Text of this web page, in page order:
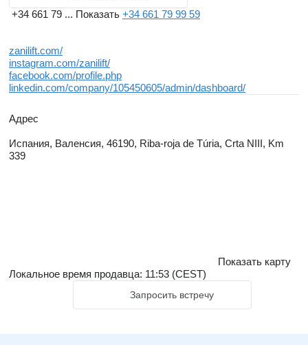
+34 661 79 ... Показать +34 661 79 99 59
zanilift.com/
instagram.com/zanilift/
facebook.com/profile.php
linkedin.com/company/105450605/admin/dashboard/
Адрес
Испания, Валенсия, 46190, Riba-roja de Túria, Crta NIII, Km
339
Показать карту
Локальное время продавца: 11:53 (CEST)
Запросить встречу